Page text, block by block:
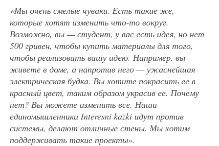
«Мы очень смелые чуваки. Есть такие же,
которые хотят изменить что-то вокруг.
Возможно, вы — студент, у вас есть идея, но нет
500 гривен, чтобы купить материалы для того,
чтобы реализовать вашу идею. Например, вы
живете в доме, а напротив него — ужаснейшая
электрическая будка. Вы хотите покрасить ее в
красный цвет, таким образом украсив ее. Почему
нет? Вы можете изменить все. Наши
единомышленники Interesni kazki идут против
системы, делают отличные стены. Мы хотим
поддерживать такие проекты».